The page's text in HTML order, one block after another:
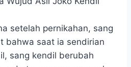
setelah pernikahan, sang
bahwa saat ia sendirian
sang kendil berubah